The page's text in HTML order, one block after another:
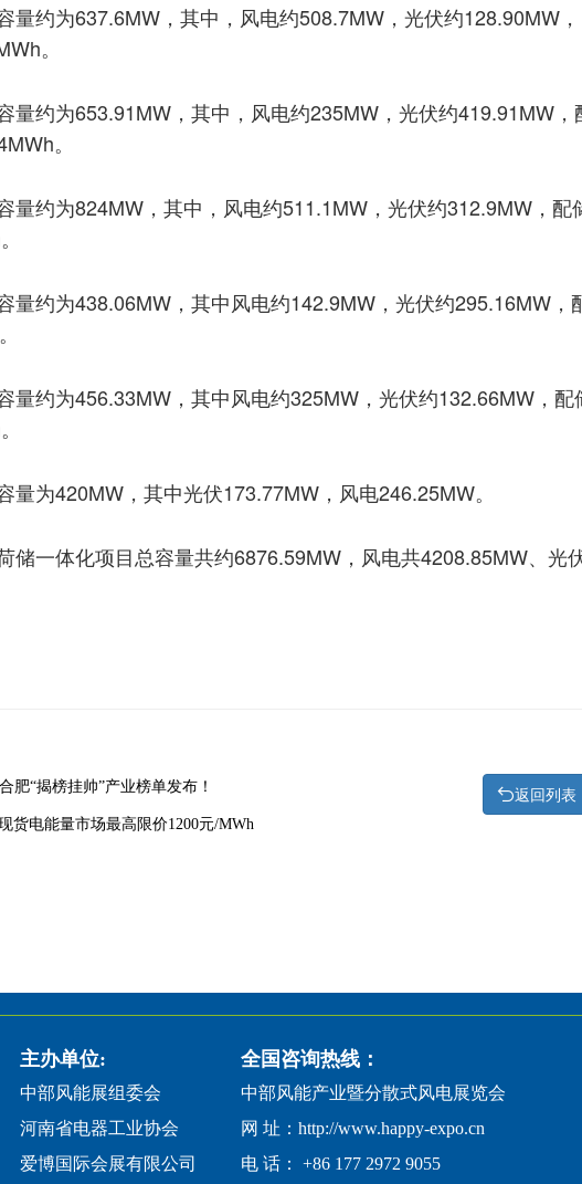
量约为637.6MW，其中，风电约508.7MW，光伏约128.90MW，
。
量约为653.91MW，其中，风电约235MW，光伏约419.91MW，
。
量约为824MW，其中，风电约511.1MW，光伏约312.9MW，配
量约为438.06MW，其中风电约142.9MW，光伏约295.16MW，
量约为456.33MW，其中风电约325MW，光伏约132.66MW，配
量为420MW，其中光伏173.77MW，风电246.25MW。
储一体化项目总容量共约6876.59MW，风电共4208.85MW、光
肥“揭榜挂帅”产业榜单发布！
货电能量市场最高限价1200元/MWh
返回列表
主办单位:
中部风能展组委会
河南省电器工业协会
爱博国际会展有限公司
全国咨询热线：
中部风能产业暨分散式风电展览会
网 址：http://www.happy-expo.cn
电 话： +86 177 2972 9055